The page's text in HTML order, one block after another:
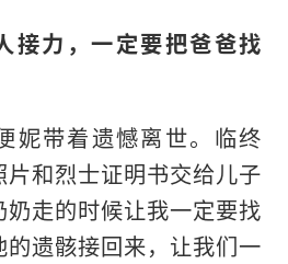
接力，一定要把爸爸找
妮带着遗憾离世。临终
和烈士证明书交给儿子
走的时候让我一定要找
遗骸接回来，让我们一